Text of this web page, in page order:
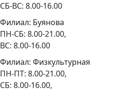
СБ-ВС: 8.00-16.00
Филиал: Буянова
ПН-СБ: 8.00-21.00,
ВС: 8.00-16.00
Филиал: Физкультурная
ПН-ПТ: 8.00-21.00,
СБ: 8.00-16.00,